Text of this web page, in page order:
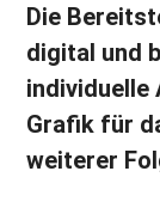
Die
digital und
individuelle
Grafik für
weiterer